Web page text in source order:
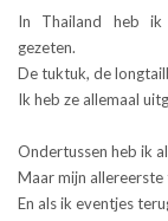
In Thailand heb ik
gezeten.
De tuktuk, de
Ik heb ze allemaal
Ondertussen heb ik
Maar mijn
En als ik eventjes